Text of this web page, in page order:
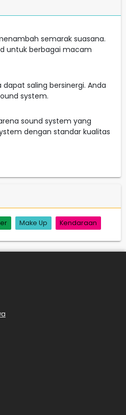
semarak suasana.
untuk berbagai macam
saling bersinergi. Anda
system.
sound system yang
dengan standar kualitas
Make Up Kendaraan